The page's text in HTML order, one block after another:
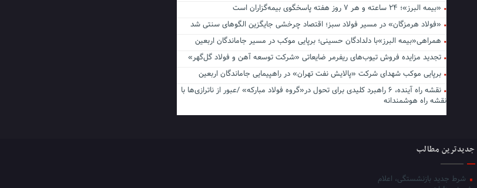
«بیمه البرز»؛ ۲۴ ساعته و هر ۷ روز هفته پاسخگوی بیمه‌گزاران است
«فولاد هرمزگان» در مسیر فولاد سبز؛ اقتصاد چرخشی جایگزین الگوهای سنتی شد
همراهی«بیمه البرز»با دلدادگان حسینی؛ برپایی موکب در مسیر جاماندگان اربعین
تجدید مزایده فروش تیوب‌های ریفرمر ضایعاتی «شرکت توسعه آهن و فولاد گل‌گهر»
برپایی موکب شهدای شرکت «پالایش نفت تهران» در راهپیمایی جاماندگان اربعین
نقشه راه آینده، ۶ راهبرد کلیدی برای تحول در«گروه فولاد مبارکه» /عبور از ناترازی‌ها با
نقشه راه هوشمندانه
جدیدترین مطالب
شرط جدید بازنشستگی، اعلام